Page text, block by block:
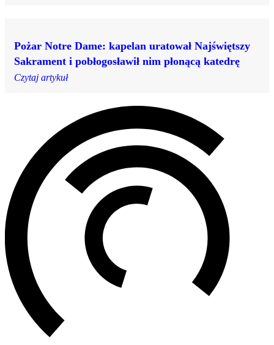
Pożar Notre Dame: kapelan uratował Najświętszy
Sakrament i pobłogosławił nim płonącą katedrę
Czytaj artykuł